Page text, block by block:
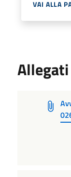
VAI ALLA
Allegati